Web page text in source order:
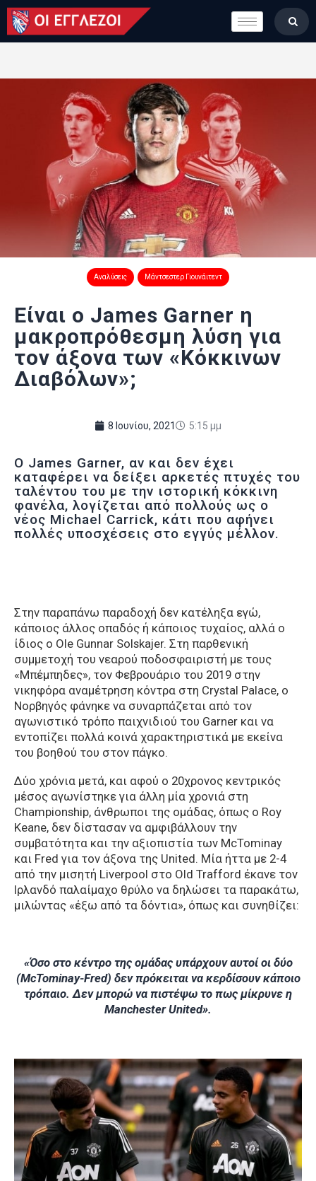
LONDON CALLING
ΚΑΤΗΓΟΡΙΕΣ
ΒΑΘΜΟΛΟΓΙΕΣ
ΟΜΑΔΕΣ
ΠΟΙΟΙ ΕΙΜΑΣΤΕ
Αναλύσεις Μάντσεστερ Γιουνάιτεντ
Είναι ο James Garner η
μακροπρόθεσμη λύση για
τον άξονα των «Κόκκινων
Διαβόλων»;
8 Ιουνίου, 2021 5:15 μμ
Ο James Garner, αν και δεν έχει
καταφέρει να δείξει αρκετές πτυχές του
ταλέντου του με την ιστορική κόκκινη
φανέλα, λογίζεται από πολλούς ως ο
νέος Michael Carrick, κάτι που αφήνει
πολλές υποσχέσεις στο εγγύς μέλλον.
Στην παραπάνω παραδοχή δεν κατέληξα εγώ,
κάποιος άλλος οπαδός ή κάποιος τυχαίος, αλλά ο
ίδιος ο Ole Gunnar Solskajer. Στη παρθενική
συμμετοχή του νεαρού ποδοσφαιριστή με τους
«Μπέμπηδες», τον Φεβρουάριο του 2019 στην
νικηφόρα αναμέτρηση κόντρα στη Crystal Palace, ο
Νορβηγός φάνηκε να συναρπάζεται από τον
αγωνιστικό τρόπο παιχνιδιού του Garner και να
εντοπίζει πολλά κοινά χαρακτηριστικά με εκείνα
του βοηθού του στον πάγκο.
Δύο χρόνια μετά, και αφού ο 20χρονος κεντρικός
μέσος αγωνίστηκε για άλλη μία χρονιά στη
Championship, άνθρωποι της ομάδας, όπως ο Roy
Keane, δεν δίστασαν να αμφιβάλλουν την
συμβατότητα και την αξιοπιστία των McTominay
και Fred για τον άξονα της United. Μία ήττα με 2-4
από την μισητή Liverpool στο Old Trafford έκανε τον
Ιρλανδό παλαίμαχο θρύλο να δηλώσει τα παρακάτω,
μιλώντας «έξω από τα δόντια», όπως και συνηθίζει:
«Όσο στο κέντρο της ομάδας υπάρχουν αυτοί οι δύο
(McTominay-Fred) δεν πρόκειται να κερδίσουν κάποιο
τρόπαιο. Δεν μπορώ να πιστέψω το πως μίκρυνε η
Manchester United».